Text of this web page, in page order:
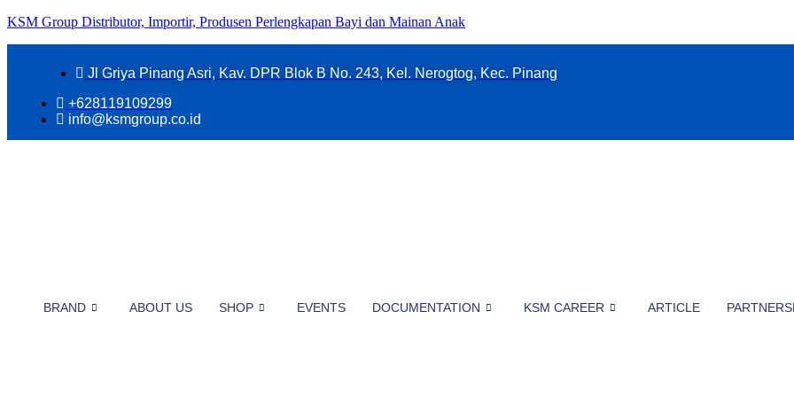
KSM Group Distributor, Importir, Produsen Perlengkapan Bayi dan Mainan Anak
Jl Griya Pinang Asri, Kav. DPR Blok B No. 243, Kel. Nerogtog, Kec. Pinang
+628119109299
info@ksmgroup.co.id
BRAND ABOUT US SHOP EVENTS DOCUMENTATION KSM CAREER ARTICLE